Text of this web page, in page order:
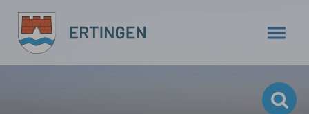
Zum Hauptinhalt springen